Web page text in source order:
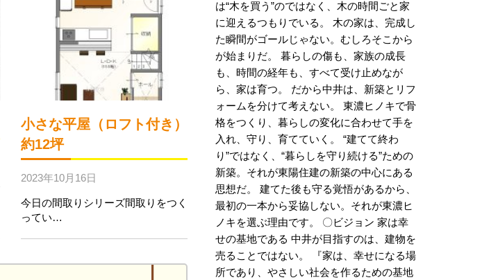
小さな平屋（ロフト付き）
約12坪
2023年10月16日
今日の間取りシリーズ間取りをつく
ってい…
は“木を買う”のではなく、木の時間ごと家
に迎えるつもりでいる。 木の家は、完成し
た瞬間がゴールじゃない。むしろそこから
が始まりだ。 暮らしの傷も、家族の成長
も、時間の経年も、すべて受け止めなが
ら、家は育つ。 だから中井は、新築とリフ
ォームを分けて考えない。 東濃ヒノキで骨
格をつくり、暮らしの変化に合わせて手を
入れ、守り、育てていく。 “建てて終わ
り”ではなく、“暮らしを守り続ける”ための
新築。それが東陽住建の新築の中心にある
思想だ。 建てた後も守る覚悟があるから、
最初の一本から妥協しない。それが東濃ヒ
ノキを選ぶ理由です。 〇ビジョン 家は幸
せの基地である 中井が目指すのは、建物を
売ることではない。 『家は、幸せになる場
所であり、やさしい社会を作るための基地